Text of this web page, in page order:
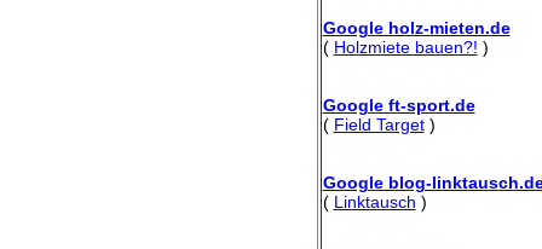
Google holz-mieten.de
( Holzmiete bauen?! )
Google ft-sport.de
( Field Target)
Google blog-
( Linktausch )